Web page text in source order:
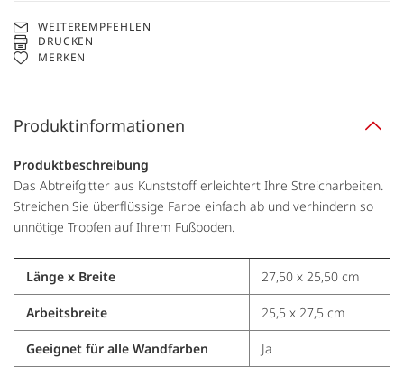
WEITEREMPFEHLEN
DRUCKEN
MERKEN
Produktinformationen
Produktbeschreibung
Das Abtreifgitter aus Kunststoff erleichtert Ihre Streicharbeiten.
Streichen Sie überflüssige Farbe einfach ab und verhindern so
unnötige Tropfen auf Ihrem Fußboden.
Länge x Breite 27,50 x 25,50 cm
Arbeitsbreite 25,5 x 27,5 cm
Geeignet für alle Wandfarben Ja